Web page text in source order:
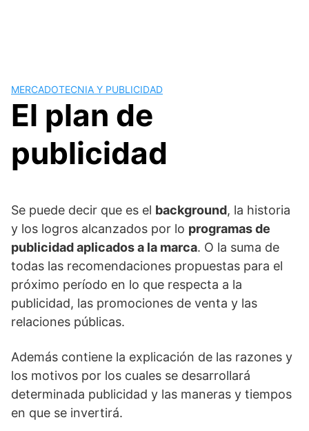
MERCADOTECNIA Y PUBLICIDAD
El plan de
publicidad
Se puede decir que es el background, la historia
y los logros alcanzados por lo programas de
publicidad aplicados a la marca. O la suma de
todas las recomendaciones propuestas para el
próximo período en lo que respecta a la
publicidad, las promociones de venta y las
relaciones públicas.
Además contiene la explicación de las razones y
los motivos por los cuales se desarrollará
determinada publicidad y las maneras y tiempos
en que se invertirá.